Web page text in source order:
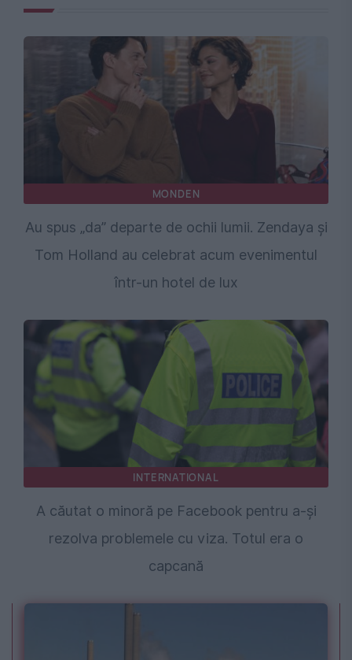
MONDEN
Au spus „da” departe de ochii lumii. Zendaya și
Tom Holland au celebrat acum evenimentul
într-un hotel de lux
INTERNATIONAL
A căutat o minoră pe Facebook pentru a-și
rezolva problemele cu viza. Totul era o
capcană